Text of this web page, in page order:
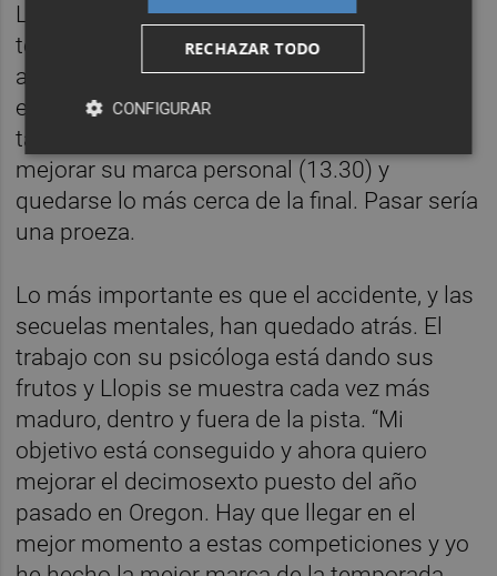
Llopis pasó por puestos -los tres primeros
tenían una plaza en las semifinales- y
alcanzó el primero de sus objetivos. Ahora,
en la siguiente carrera, este lunes por la
tarde, el pupilo de Toni Puig intentará
mejorar su marca personal (13.30) y
quedarse lo más cerca de la final. Pasar sería
una proeza.
Lo más importante es que el accidente, y las
secuelas mentales, han quedado atrás. El
trabajo con su psicóloga está dando sus
frutos y Llopis se muestra cada vez más
maduro, dentro y fuera de la pista. “Mi
objetivo está conseguido y ahora quiero
mejorar el decimosexto puesto del año
pasado en Oregon. Hay que llegar en el
mejor momento a estas competiciones y yo
RECHAZAR TODO
CONFIGURAR